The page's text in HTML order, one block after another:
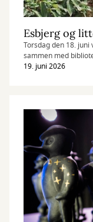
Esbjerg og
Torsdag den 18.
sammen med
19. juni 2026